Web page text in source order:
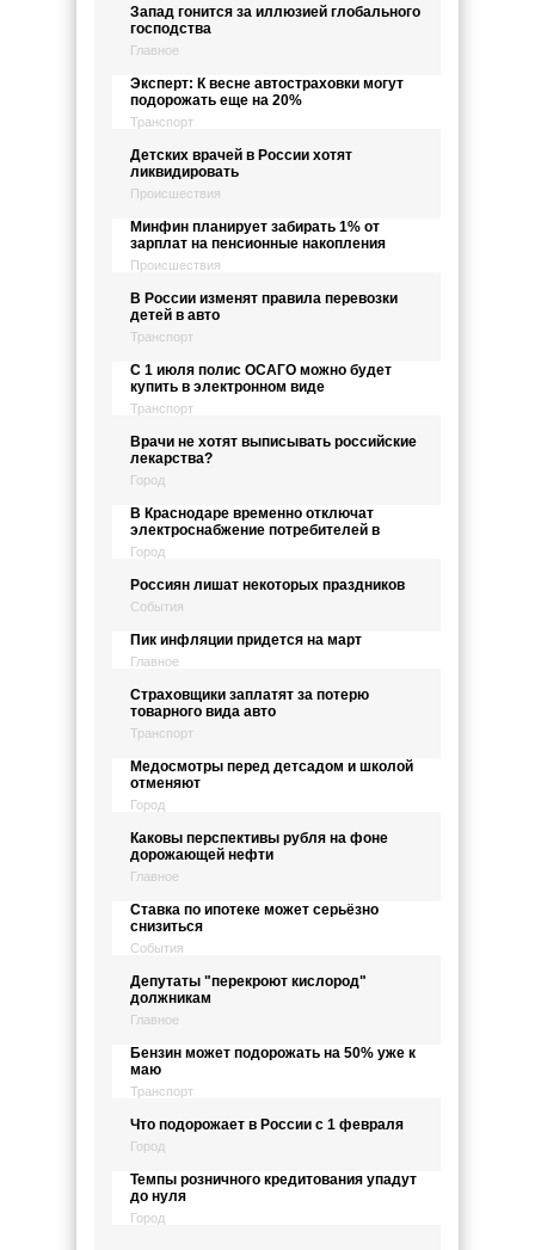
Запад гонится за иллюзией глобального
господства
Главное
Эксперт: К весне автостраховки могут
подорожать еще на 20%
Транспорт
Детских врачей в России хотят
ликвидировать
Происшествия
Минфин планирует забирать 1% от
зарплат на пенсионные накопления
Происшествия
В России изменят правила перевозки
детей в авто
Транспорт
С 1 июля полис ОСАГО можно будет
купить в электронном виде
Транспорт
Врачи не хотят выписывать российские
лекарства?
Город
В Краснодаре временно отключат
электроснабжение потребителей в
Город
Россиян лишат некоторых праздников
События
Пик инфляции придется на март
Главное
Страховщики заплатят за потерю
товарного вида авто
Транспорт
Медосмотры перед детсадом и школой
отменяют
Город
Каковы перспективы рубля на фоне
дорожающей нефти
Главное
Ставка по ипотеке может серьёзно
снизиться
События
Депутаты "перекроют кислород"
должникам
Главное
Бензин может подорожать на 50% уже к
маю
Транспорт
Что подорожает в России с 1 февраля
Город
Темпы розничного кредитования упадут
до нуля
Город